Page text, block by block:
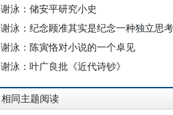
谢泳：储安平研究小史
谢泳：陈寅恪对小说的一个卓见
谢泳：叶广良批《近代诗钞》
相同主题阅读